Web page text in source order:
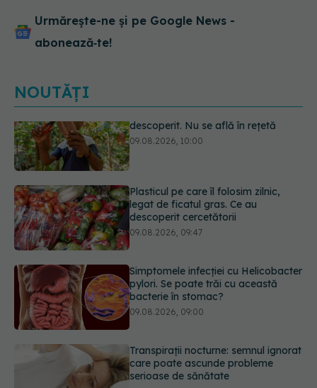
Urmărește-ne și pe Google News -
abonează‑te!
NOUTĂȚI
Plasticul pe care îl folosim zilnic,
Simptomele infecției cu Helicobacter
pylori. Se poate trăi cu această
Transpirații nocturne: semnul ignorat
care poate ascunde probleme
Ce poți mânca și ce trebuie să eviți